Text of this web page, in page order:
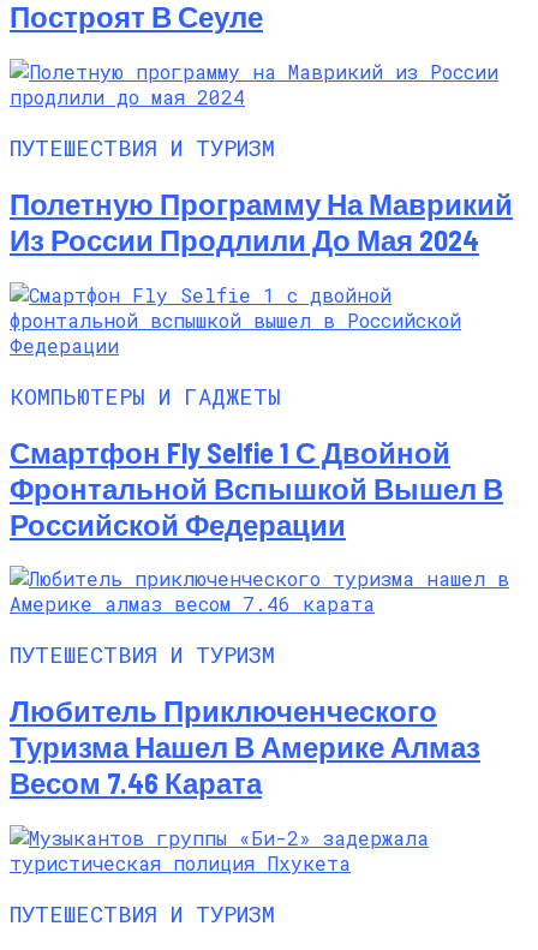
Построят В Сеуле
ПУТЕШЕСТВИЯ И ТУРИЗМ
Полетную Программу На Маврикий
Из России Продлили До Мая 2024
КОМПЬЮТЕРЫ И ГАДЖЕТЫ
Смартфон Fly Selfie 1 С Двойной
Фронтальной Вспышкой Вышел В
Российской Федерации
ПУТЕШЕСТВИЯ И ТУРИЗМ
Любитель Приключенческого
Туризма Нашел В Америке Алмаз
Весом 7.46 Карата
ПУТЕШЕСТВИЯ И ТУРИЗМ